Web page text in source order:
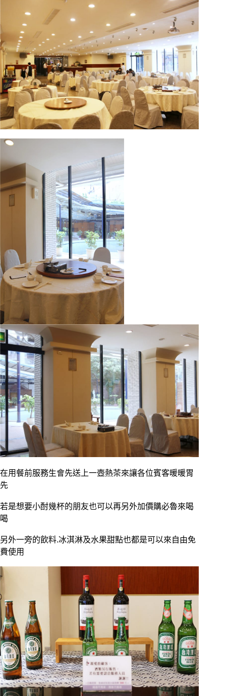
在用餐前服務生會先送上一壺熱茶來讓各位賓客暖暖胃
先
若是想要小酎幾杯的朋友也可以再另外加價購必魯來喝
喝
另外一旁的飲料.冰淇淋及水果甜點也都是可以來自由免
費使用